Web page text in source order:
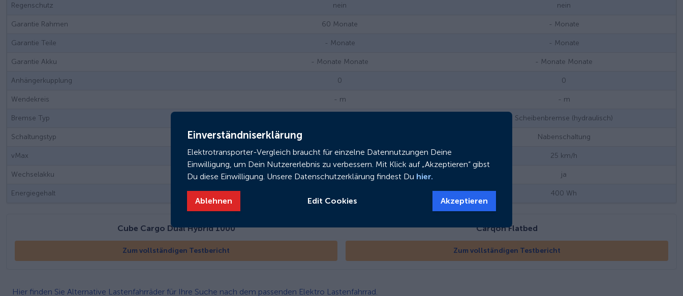
Regenschutz nein nein
Garantie Rahmen 60 Monate - Monate
Garantie Teile - Monate - Monate
Garantie Akku - Monate Monate - Monate Monate
Anhängerkupplung 0 0
Wendekreis - m - m
Bremse Typ Scheibenbremse (hydraulisch)
Schaltungstyp Nabenschaltung
vMax 25 km/h 25 km/h
Wechselakku 0 ja
Energiegehalt 400 Wh
Cube Cargo Dual Hybrid 1000
Zum vollständigen Testbericht
Carqon Flatbed
Zum vollständigen Testbericht
Hier finden Sie Alternative Lastenfahrräder für Ihre Suche nach dem passenden Elektro Lastenfahrrad.
Einverständniserklärung
Elektrotransporter-Vergleich braucht für einzelne Datennutzungen Deine
Einwilligung, um Dein Nutzererlebnis zu verbessern. Mit Klick auf „Akzeptieren“ gibst
Du diese Einwilligung. Unsere Datenschutzerklärung findest Du hier.
Ablehnen Edit Cookies Akzeptieren